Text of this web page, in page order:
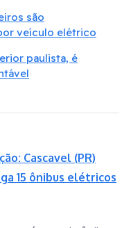
são
veículo elétrico
paulista, é
Cascavel (PR)
15 ônibus elétricos